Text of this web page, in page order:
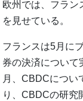
欧州では、フラン
を見せている。
フランスは5月に
券の決済について
月、CBDCについ
り、CBDCの研究